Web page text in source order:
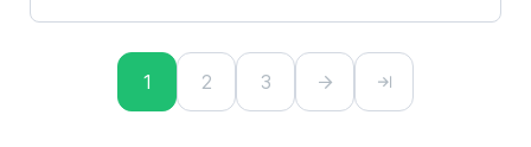
1 2 3